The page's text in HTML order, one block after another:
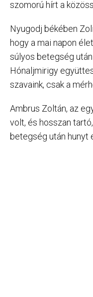
szomorú hírt a
Nyugodj békében
hogy a mai napon
súlyos betegség
Hónaljmirigy
szavaink, csak a
Ambrus Zoltán, az
volt, és hosszan
betegség után hunyt